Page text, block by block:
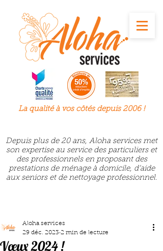
La qualité à voscôtés depuis 2006 !
Depuis plus de 20 ans, Aloha services met
son expertise au service des particuliers et
des professionnels en proposant des
prestations de ménage à domicile, d’aide
aux seniors et de nettoyage professionnel.
Vœux 2024 !
Aloha services
29 déc. 2023 2 min de lecture